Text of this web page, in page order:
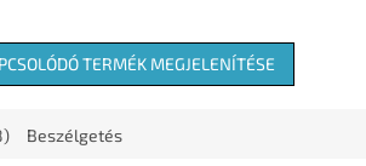
TERMÉK MEGJELENÍTÉSE
Beszélgetés